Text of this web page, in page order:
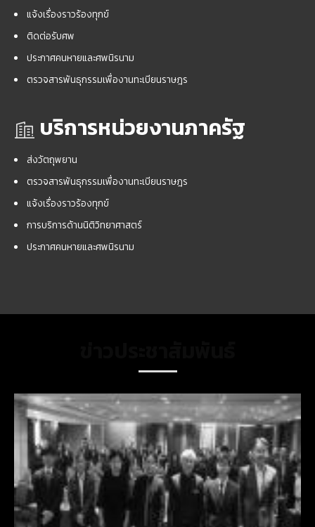
แจ้งเรื่องราวร้องทุกข์
ติดต่อรับศพ
ประกาศคนหายและศพนิรนาม
ตรวจสารพันธุกรรมเพื่องานทะเบียนราษฎร
บริการหน่วยงานภาครัฐ
ส่งวัตถุพยาน
ตรวจสารพันธุกรรมเพื่องานทะเบียนราษฎร
แจ้งเรื่องราวร้องทุกข์
การบริการด้านนิติวิทยาศาสตร์
ประกาศคนหายและศพนิรนาม